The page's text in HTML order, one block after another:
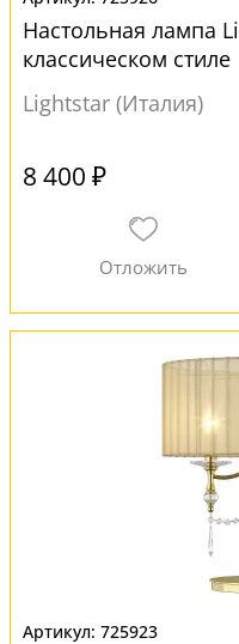
Настольная лампа
классическом стиле
Lightstar (Италия)
8 400 ₽
725923